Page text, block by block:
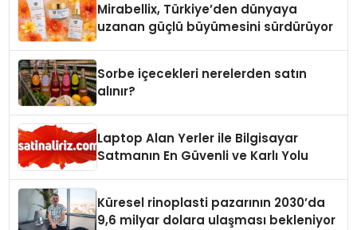
Mirabellix, Türkiye’den dünyaya
uzanan güçlü büyümesini sürdürüyor
Sorbe içecekleri nerelerden satın
alınır?
Laptop Alan Yerler ile Bilgisayar
Satmanın En Güvenli ve Karlı Yolu
Küresel rinoplasti pazarının 2030’da
9,6 milyar dolara ulaşması bekleniyor